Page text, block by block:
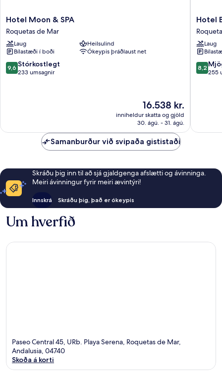
Hotel
Moon
&
SPA
Roquetas
de
Mar
Hotel Moon & SPA
Roquetas de Mar
Laug
Heilsulind
Bílastæði í boði
Ókeypis þráðlaust net
9.6
af
9,6 Stórkostlegt
233 umsagnir
Verðið
er
16.538 kr.
16.538 kr.
inniheldur skatta og gjöld
30. ágú. - 31. ágú.
Hotel
Bahia
Serena
de
Mar
Hotel
Laug
8.2
af
8,2
255
Samanburður við svipaða gististaði
Skráðu þig inn til að sjá gjaldgenga afslætti og ávinninga.
Meiri ávinningur fyrir meiri ævintýri!
Innskrá Skráðu þig, það er ókeypis
Um hverfið
Paseo Central 45, URb. Playa Serena, Roquetas de Mar,
Andalusia, 04740
Skoða á korti